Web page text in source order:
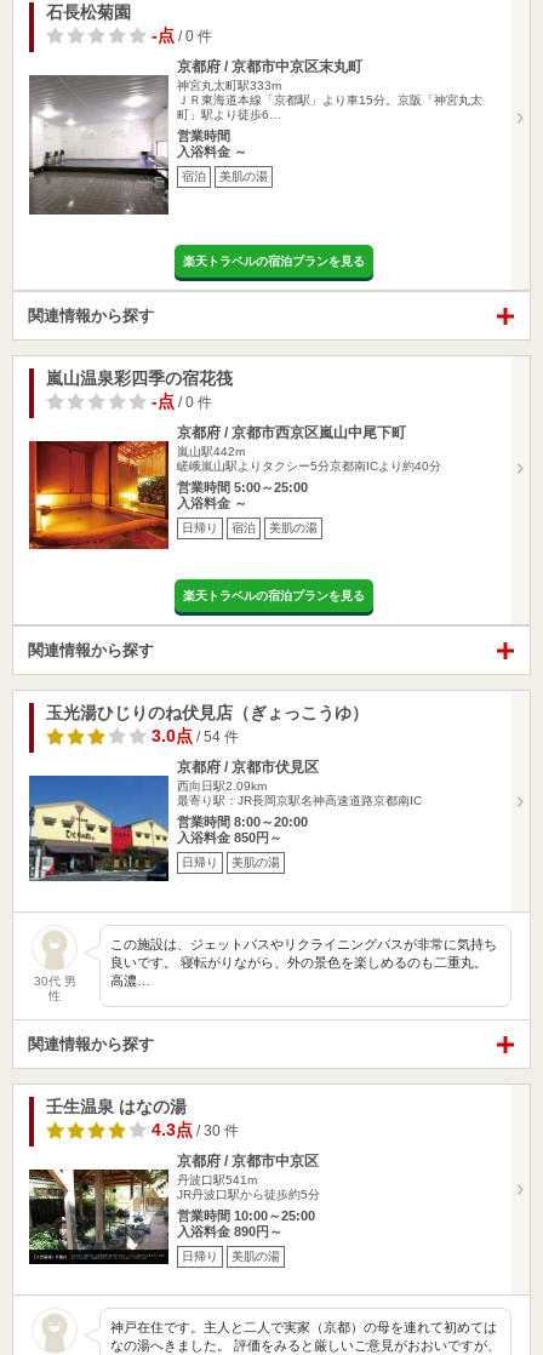
石長松菊園
-点 / 0 件
京都府 / 京都市中京区末丸町
神宮丸太町駅333m
ＪＲ東海道本線「京都駅」より車15分。京阪「神宮丸太
町」駅より徒歩6…
営業時間
入浴料金 ～
宿泊 美肌の湯
楽天トラベルの宿泊プランを見る
関連情報から探す
嵐山温泉彩四季の宿花筏
-点 / 0 件
京都府 / 京都市西京区嵐山中尾下町
嵐山駅442m
嵯峨嵐山駅よりタクシー5分京都南ICより約40分
営業時間 5:00～25:00
入浴料金 ～
日帰り 宿泊 美肌の湯
楽天トラベルの宿泊プランを見る
関連情報から探す
玉光湯ひじりのね伏見店（ぎょっこうゆ）
3.0点 / 54 件
京都府 / 京都市伏見区
西向日駅2.09km
最寄り駅：JR長岡京駅名神高速道路京都南IC
営業時間 8:00～20:00
入浴料金 850円～
日帰り 美肌の湯
30代 男
性
この施設は、ジェットバスやリクライニングバスが非常に気持ち
良いです。 寝転がりながら、外の景色を楽しめるのも二重丸。
高濃…
関連情報から探す
壬生温泉 はなの湯
4.3点 / 30 件
京都府 / 京都市中京区
丹波口駅541m
JR丹波口駅から徒歩約5分
営業時間 10:00～25:00
入浴料金 890円～
日帰り 美肌の湯
神戸在住です。主人と二人で実家（京都）の母を連れて初めては
なの湯へきました。 評価をみると厳しいご意見がおおいですが、